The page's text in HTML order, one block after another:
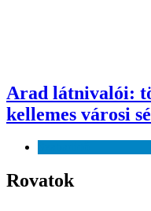
Arad látnivalói:
kellemes városi
Rovatok